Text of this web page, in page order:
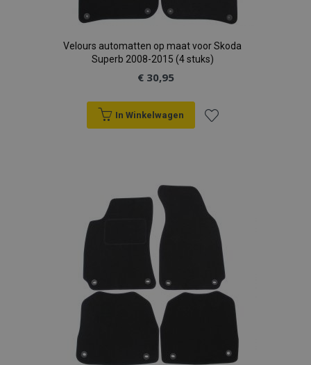
Velours automatten op maat voor Skoda
Superb 2008-2015 (4 stuks)
€ 30,95
In Winkelwagen
aan
verlanglijst